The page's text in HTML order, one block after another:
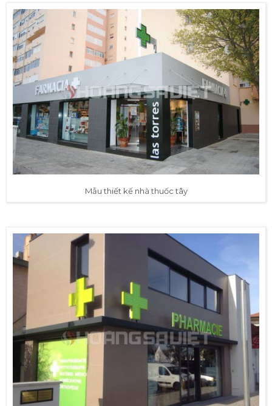
Mẫu thiết kế nhà thuốc tây